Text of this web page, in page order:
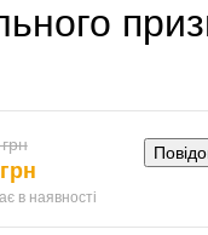
в наявності